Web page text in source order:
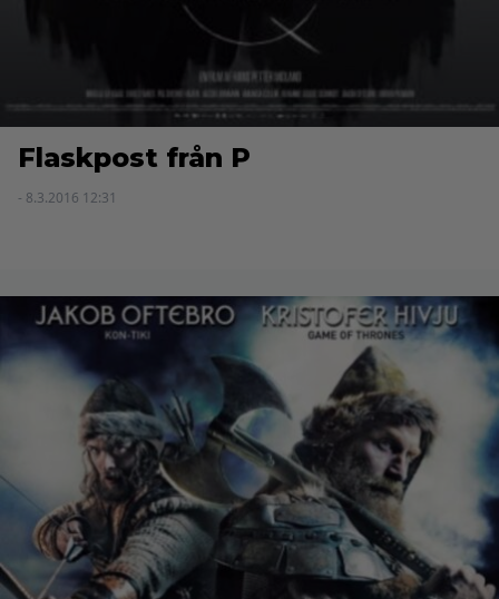
Flaskpost från P
- 8.3.2016 12:31